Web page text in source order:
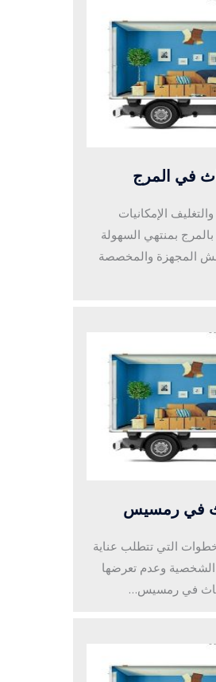
في المرج
الإمكانيات
بالمرج بمنتهي السهولة
المجهزة والمخصصة
في رمسيس
التي تتطلب عناية
وعدم تعرضها
في رمسيس…